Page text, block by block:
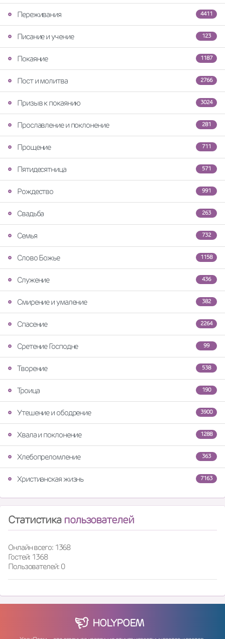
4411
Переживания
123
Писание и учение
1187
Покаяние
2766
Пост и молитва
3024
Призыв к покаянию
281
Прославление и поклонение
711
Прощение
571
Пятидесятница
991
Рождество
263
Свадьба
732
Семья
1158
Слово Божье
436
Служение
382
Смирение и умаление
2264
Спасение
99
Сретение Господне
538
Творение
190
Троица
3900
Утешение и ободрение
1288
Хвала и поклонение
363
Хлебопреломление
7163
Христианская жизнь
Статистика пользователей
Онлайн всего: 1368
Гостей: 1368
Пользователей: 0
HOLYPOEM